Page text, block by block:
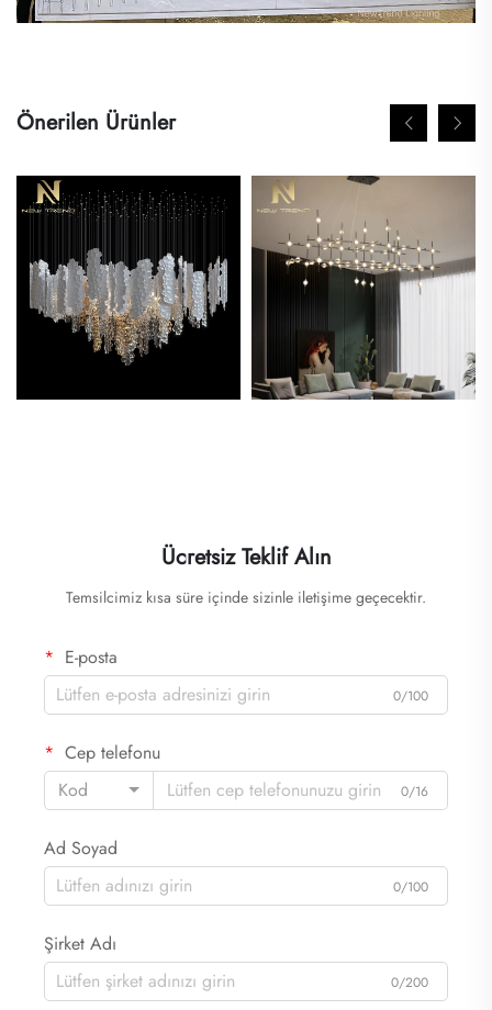
Önerilen Ürünler
Ücretsiz Teklif Alın
Temsilcimiz kısa süre içinde sizinle iletişime geçecektir.
E-posta
0/100
Cep telefonu
Kod
0/16
Ad Soyad
0/100
Şirket Adı
0/200